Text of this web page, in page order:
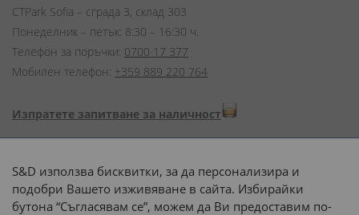
CTPark Sofia – сграда 3, склад 303
Понеделник – петък: 8:30 – 16:30 ч.
Телефон за поръчки: 0700 17 377
Мобилен телефон: +359 889 220 764
Изпратете запитване за наличност
Начини на плащане:
S&D използва бисквитки, за да персонализира и
подобри Вашето изживяване в сайта. Избирайки
бутона “Съгласявам се”, можем да Ви предоставим по-